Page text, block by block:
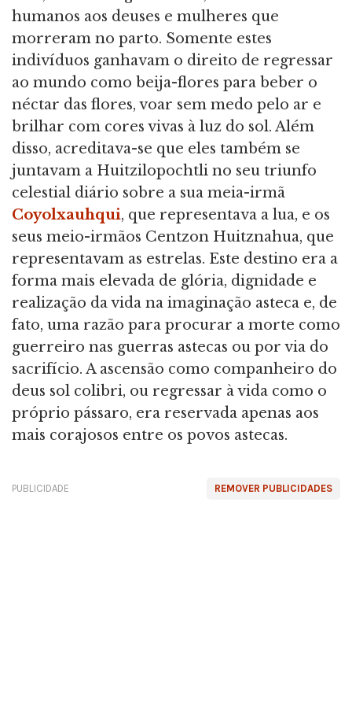
humanos aos deuses e mulheres que
morreram no parto. Somente estes
indivíduos ganhavam o direito de regressar
ao mundo como beija-flores para beber o
néctar das flores, voar sem medo pelo ar e
brilhar com cores vivas à luz do sol. Além
disso, acreditava-se que eles também se
juntavam a Huitzilopochtli no seu triunfo
celestial diário sobre a sua meia-irmã
Coyolxauhqui, que representava a lua, e os
seus meio-irmãos Centzon Huitznahua, que
representavam as estrelas. Este destino era a
forma mais elevada de glória, dignidade e
realização da vida na imaginação asteca e, de
fato, uma razão para procurar a morte como
guerreiro nas guerras astecas ou por via do
sacrifício. A ascensão como companheiro do
deus sol colibri, ou regressar à vida como o
próprio pássaro, era reservada apenas aos
mais corajosos entre os povos astecas.
REMOVER PUBLICIDADES
PUBLICIDADE